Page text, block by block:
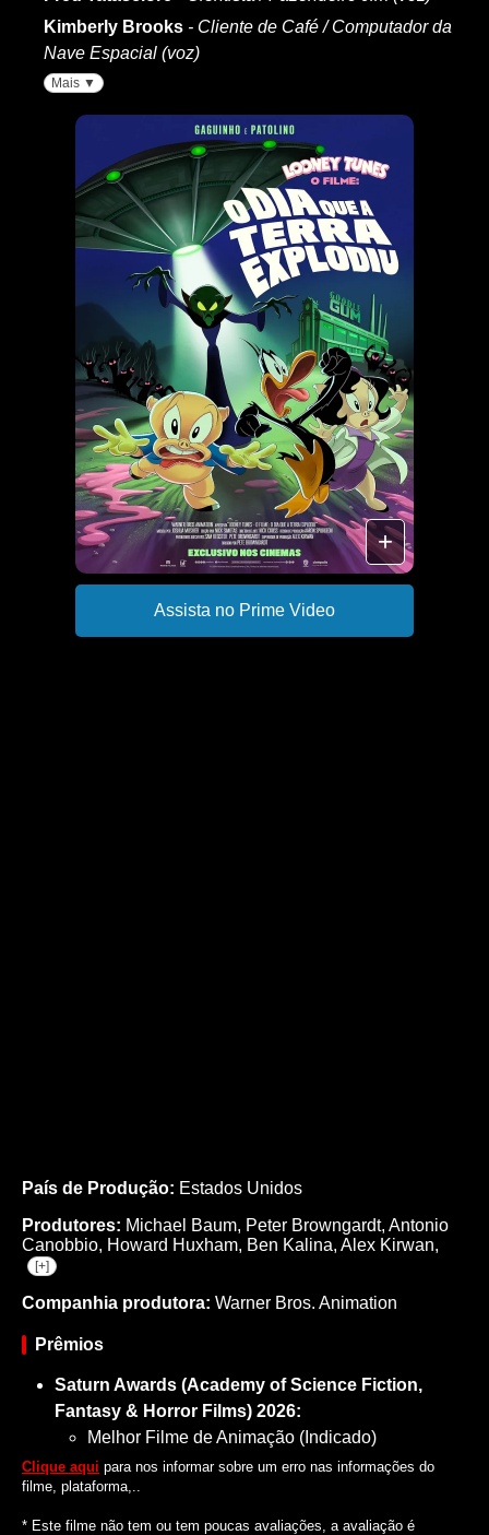
Kimberly Brooks - Cliente de Café / Computador da
Nave Espacial (voz)
Mais ▼
+
Assista no Prime Video
País de Produção: Estados Unidos
Produtores: Michael Baum, Peter Browngardt, Antonio
Canobbio, Howard Huxham, Ben Kalina, Alex Kirwan,
[+]
Companhia produtora: Warner Bros. Animation
Prêmios
Saturn Awards (Academy of Science Fiction,
Fantasy & Horror Films) 2026:
Melhor Filme de Animação (Indicado)
Clique aqui para nos informar sobre um erro nas informações do
filme, plataforma,..
* Este filme não tem ou tem poucas avaliações, a avaliação é